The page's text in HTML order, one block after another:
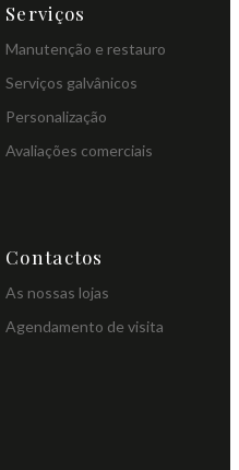
Serviços
Manutenção e restauro
Serviços galvânicos
Personalização
Avaliações comerciais
Contactos
As nossas lojas
Agendamento de visita